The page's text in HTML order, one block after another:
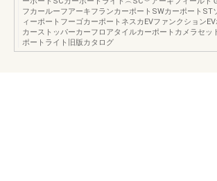
フカールーフアーキフランカーポートSWカーポートST
ィーポートフーゴカーポートネスカEVファンクション
カーストッパーカーフロアタイルカーポートカメラセッ
ポートライト旧版カタログ